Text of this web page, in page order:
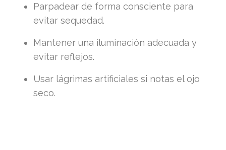
Parpadear de forma consciente para
evitar sequedad.
Mantener una iluminación adecuada y
evitar reflejos.
Usar lágrimas artificiales si notas el ojo
seco.